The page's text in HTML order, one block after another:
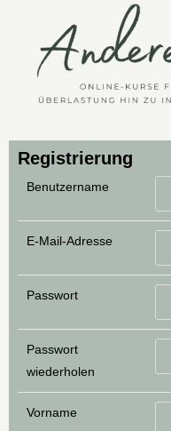
Registrierung
Benutzername
E-Mail-Adresse
Passwort
Passwort
wiederholen
Vorname